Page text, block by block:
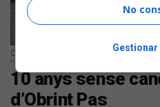
Obrint Pas | Arxiu Enderrock
10 anys sense
d’Obrint Pas
No